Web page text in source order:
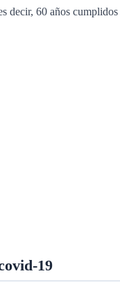
decir, 60 años cumplidos
19